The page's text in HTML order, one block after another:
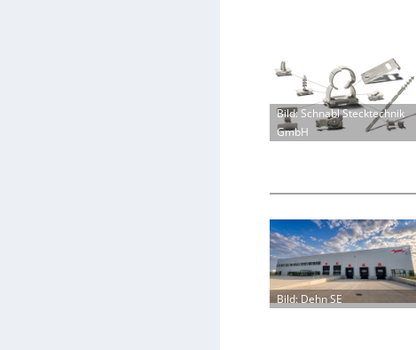
Bild: Schnabl Stecktechnik
GmbH
Bild: Dehn SE